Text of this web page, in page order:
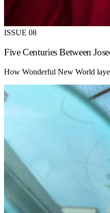
ISSUE 08
Five Centuries Between
How Wonderful New World